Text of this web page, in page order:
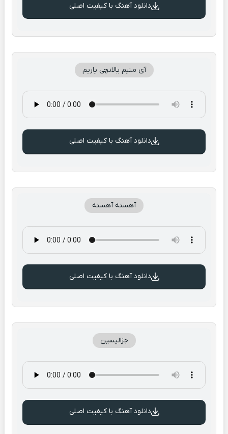
دانلود آهنگ با کیفیت اصلی
آی منیم یالانچی یاریم
دانلود آهنگ با کیفیت اصلی
آهسته آهسته
دانلود آهنگ با کیفیت اصلی
جزالیسین
دانلود آهنگ با کیفیت اصلی